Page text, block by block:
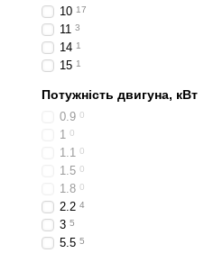
10 17
11 3
14 1
15 1
Потужність двигуна, кВт
0.9 0
1 0
1.1 0
1.5 0
1.8 0
2.2 4
3 5
5.5 5